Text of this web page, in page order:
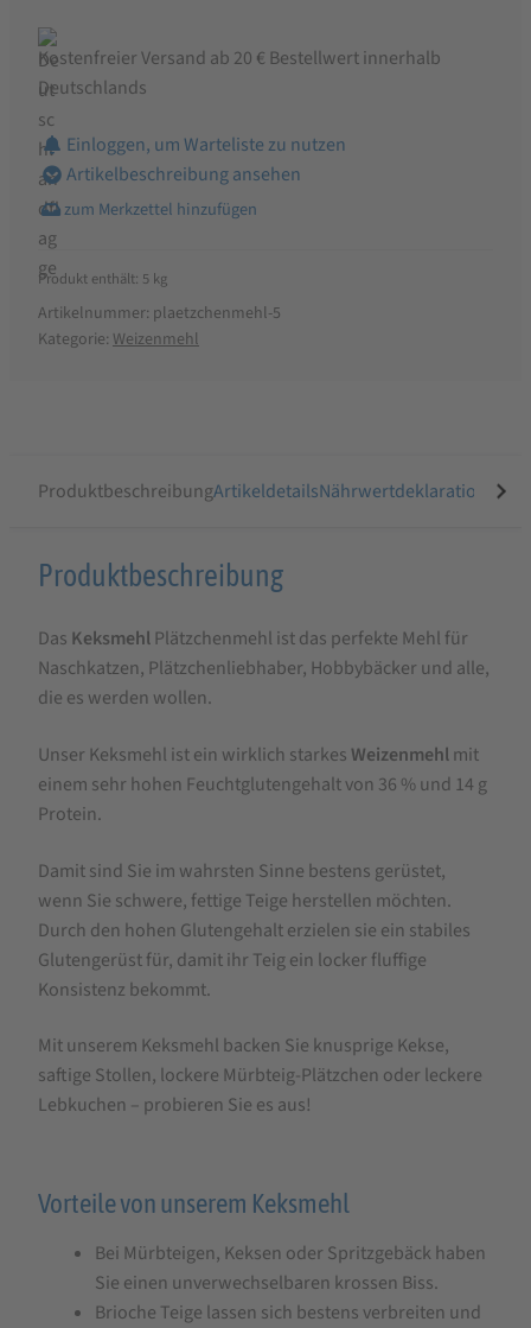
Kostenfreier Versand ab 20 € Bestellwert innerhalb
Deutschlands
Einloggen, um Warteliste zu nutzen
Artikelbeschreibung ansehen
Produkt enthält: 5 kg
Artikelnummer: plaetzchenmehl-5
Kategorie: Weizenmehl
ProduktbeschreibungArtikeldetailsNährwertdeklaration
Produktbeschreibung
Keksmehl
Plätzchenmehl
Produktbeschreibung
Das KeksmehlPlätzchenmehl ist das perfekte Mehl für
Naschkatzen, Plätzchenliebhaber, Hobbybäcker und alle,
die es werden wollen.
Unser Keksmehl ist ein wirklich starkesWeizenmehlmit
einem sehr hohen Feuchtglutengehalt von 36 % und 14 g
Protein.
Damit sind Sie im wahrsten Sinne bestens gerüstet,
wenn Sie schwere, fettige Teige herstellen möchten.
Durch den hohen Glutengehalt erzielen sie ein stabiles
Glutengerüst für, damit ihr Teig ein locker fluffige
Konsistenz bekommt.
Mit unserem Keksmehl backen Sie knusprige Kekse,
saftige Stollen, lockere Mürbteig-Plätzchen oder leckere
Lebkuchen – probieren Sie es aus!
Vorteile von unserem Keksmehl
Bei Mürbteigen, Keksen oder Spritzgebäck haben
Sie einen unverwechselbaren krossen Biss.
Brioche Teige lassen sich bestens verbreiten und